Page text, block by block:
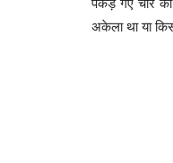
अकेला था या